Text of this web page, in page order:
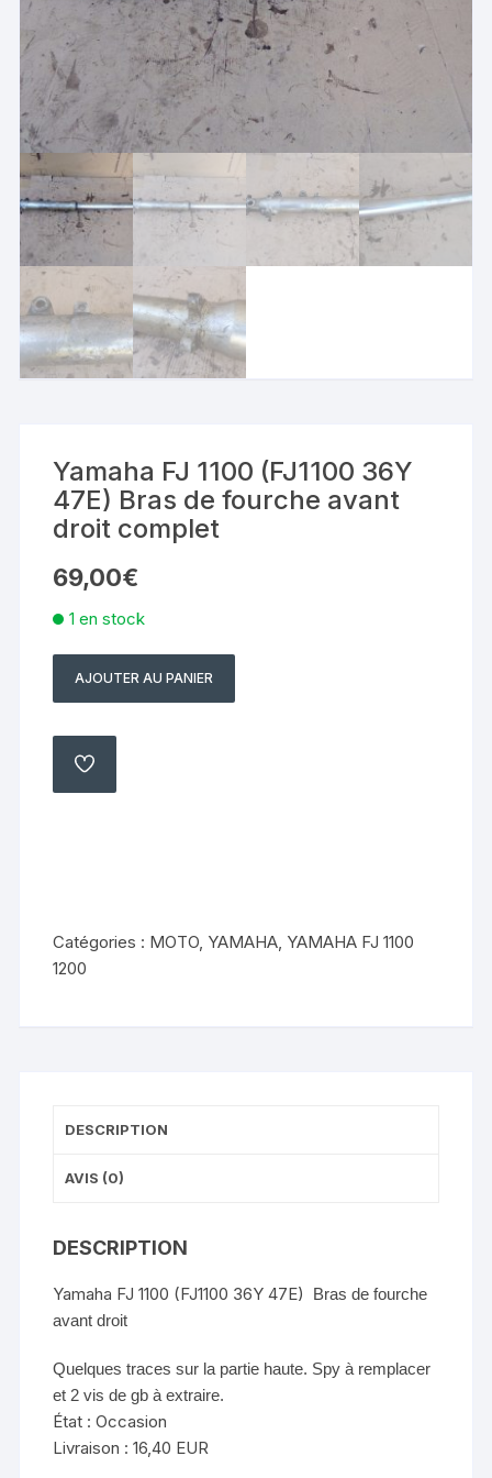
Yamaha FJ 1100 (FJ1100 36Y
47E) Bras de fourche avant
droit complet
69,00€
1 en stock
Yamaha
1100
fourche
avant
AJOUTER AU PANIER
AJOUTER
À
Catégories : MOTO, YAMAHA, YAMAHA FJ 1100
1200
DESCRIPTION
AVIS (0)
DESCRIPTION
Yamaha FJ 1100 (FJ1100 36Y 47E)
Bras de fourche
avant droit
Quelques traces sur la partie haute. Spy à remplacer
et 2 vis de gb à extraire.
État : Occasion
Livraison :16,40 EUR